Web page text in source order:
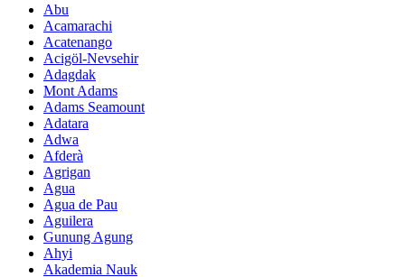
Abu
Acamarachi
Acatenango
Acigöl-Nevsehir
Adagdak
Mont Adams
Adams Seamount
Adatara
Adwa
Afderà
Agrigan
Agua
Agua de Pau
Aguilera
Gunung Agung
Ahyi
Akademia Nauk